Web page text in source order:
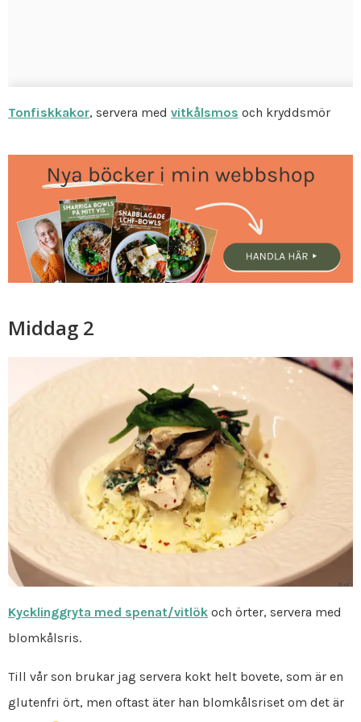
Tonfiskkakor, servera med vitkålsmos och kryddsmör
Middag 2
Kycklinggryta med spenat/vitlök och örter, servera med
blomkålsris.
Till vår son brukar jag servera kokt helt bovete, som är en
glutenfri ört, men oftast äter han blomkålsriset om det är